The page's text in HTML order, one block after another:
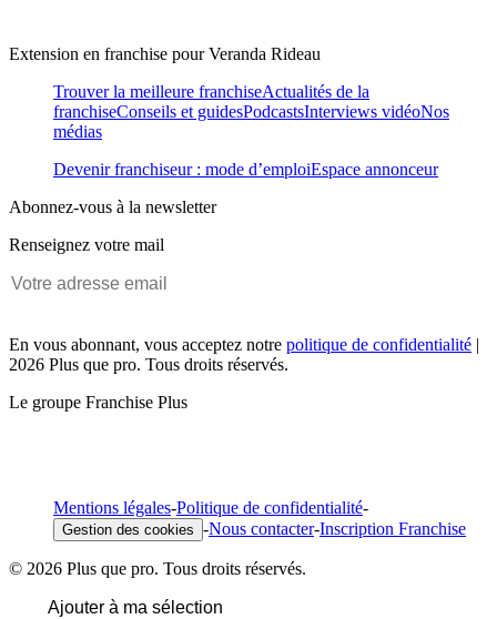
Extension en franchise pour Veranda Rideau
Trouver la meilleure franchiseActualités de la
franchiseConseils et guidesPodcastsInterviews vidéoNos
médias
Devenir franchiseur : mode d’emploiEspace annonceur
Abonnez-vous à la newsletter
Renseignez votre mail
En vous abonnant, vous acceptez notre politique de confidentialité |
2026 Plus que pro. Tous droits réservés.
Le groupe Franchise Plus
Mentions légales-Politique de confidentialité-
Gestion des cookies -Nous contacter-Inscription Franchise
© 2026 Plus que pro. Tous droits réservés.
Ajouter à ma sélection